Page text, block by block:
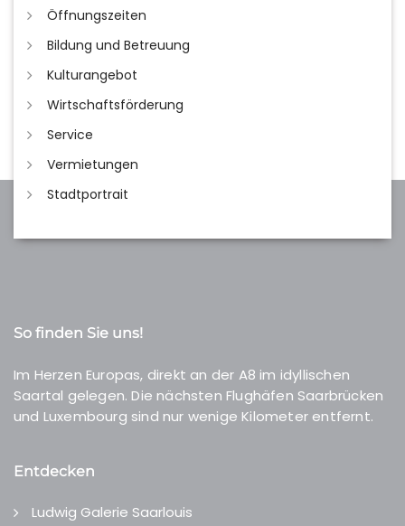
Öffnungszeiten
Bildung und Betreuung
Kulturangebot
Wirtschaftsförderung
Service
Vermietungen
Stadtportrait
So finden Sie uns!
Im Herzen Europas, direkt an der A8 im idyllischen
Saartal gelegen. Die nächsten Flughäfen Saarbrücken
und Luxembourg sind nur wenige Kilometer entfernt.
Entdecken
Ludwig Galerie Saarlouis